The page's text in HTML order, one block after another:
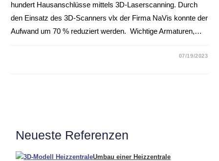
hundert Hausanschlüsse mittels 3D-Laserscanning. Durch
den Einsatz des 3D-Scanners vlx der Firma NaVis konnte der
Aufwand um 70 % reduziert werden. Wichtige Armaturen,…
07/19/2023
Neueste Referenzen
Umbau einer Heizzentrale